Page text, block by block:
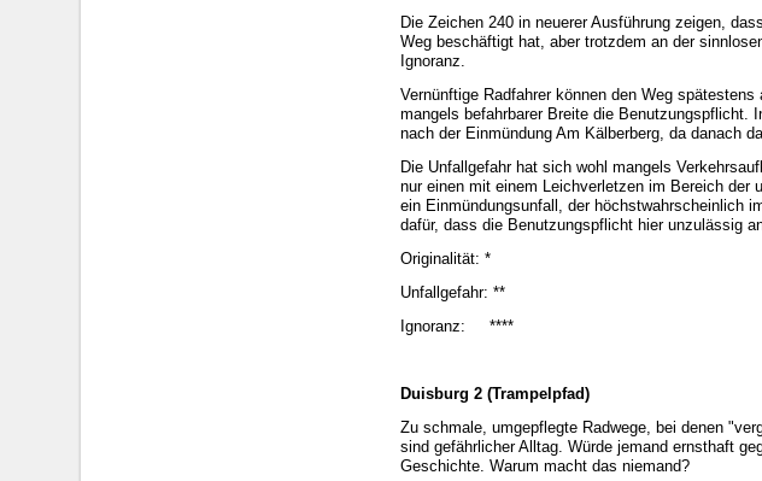
Die Zeichen 240 in neuerer Ausführung zeigen,
Weg beschäftigt hat, aber trotzdem an der
Ignoranz.
Vernünftige Radfahrer können den Weg
mangels befahrbarer Breite die Benutzungspflicht.
nach der Einmündung Am Kälberberg, da danach
Die Unfallgefahr hat sich wohl mangels
nur einen mit einem Leichverletzen im Bereich der
ein Einmündungsunfall, der höchstwahrscheinlich
dafür, dass die Benutzungspflicht hier unzulässig
Originalität: *
Unfallgefahr: **
Ignoranz: ****
Duisburg 2 (Trampelpfad)
Zu schmale, umgepflegte Radwege, bei denen
sind gefährlicher Alltag. Würde jemand ernsthaft
Geschichte. Warum macht das niemand?